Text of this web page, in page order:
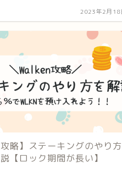
2023年2月18
攻略】ステーキングのやり方
【ロック期間が長い】